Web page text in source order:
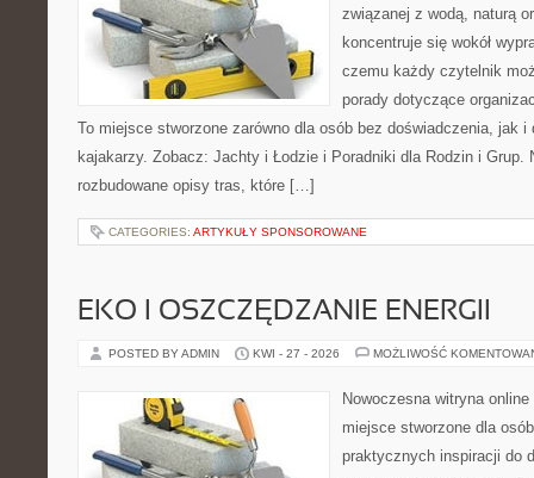
związanej z wodą, naturą
koncentruje się wokół
czemu każdy czytelnik
porady dotyczące
To miejsce stworzone zarówno dla osób bez doświadczenia, jak i
kajakarzy. Zobacz: Jachty i Łodzie i Poradniki dla Rodzin i Grup.
rozbudowane opisy tras, które […]
CATEGORIES: ARTYKUŁY SPONSOROWANE
EKO I OSZCZĘDZANIE ENERGII
POSTED BY ADMIN KWI - 27 - 2026 MOŻLIWOŚĆ
Nowoczesna witryna
miejsce stworzone dla
praktycznych inspiracji do